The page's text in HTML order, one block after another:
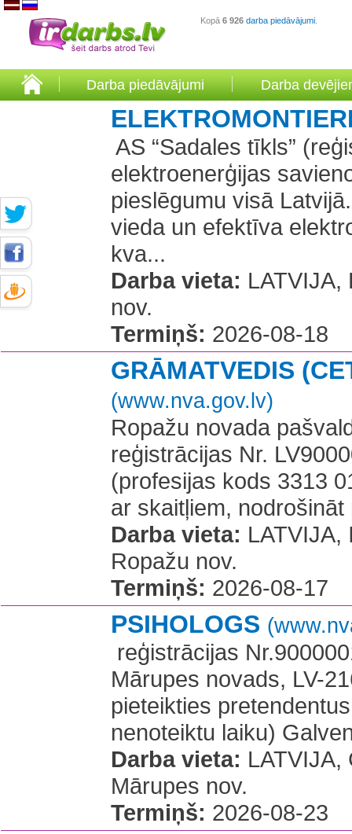
Kopā 6 926 darba piedāvājumi
Darba piedāvājumi Darba
AS “Sadales tīkls”
elektroenerģijas
pieslēgumu visā
vieda un efektīva
kva...
Darba vieta: LATVIJA,
nov.
Termiņš: 2026-08-18
GRĀMATVEDIS
(www.nva.gov.lv)
Ropažu novada
reģistrācijas Nr.
(profesijas kods 3313
ar skaitļiem,
Darba vieta: LATVIJA,
Ropažu nov.
Termiņš: 2026-08-17
PSIHOLOGS
reģistrācijas
Mārupes novads, LV-
pieteikties
nenoteiktu laiku)
Darba vieta: LATVIJA,
Mārupes nov.
Termiņš: 2026-08-23